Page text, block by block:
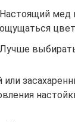
Настоящий мед
ощущаться
Лучше